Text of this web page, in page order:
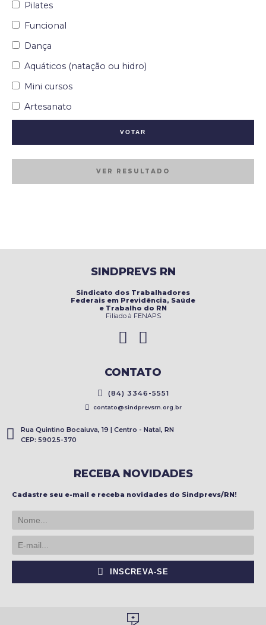
Pilates
Funcional
Dança
Aquáticos (natação ou hidro)
Mini cursos
Artesanato
VER RESULTADO
SINDPREVS RN
Sindicato dos Trabalhadores
Federais em Previdência, Saúde
e Trabalho do RN
Filiado à FENAPS
CONTATO
(84) 3346-5551
contato@sindprevsrn.org.br
Rua Quintino Bocaiuva, 19 | Centro - Natal, RN
CEP: 59025-370
RECEBA NOVIDADES
Cadastre seu e-mail e receba novidades do Sindprevs/RN!
INSCREVA-SE